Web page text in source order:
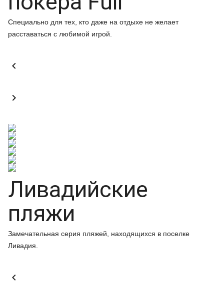
Специально для тех, кто даже на отдыхе не желает
расставаться с любимой игрой.


Ливадийские
пляжи
Замечательная серия пляжей, находящихся в поселке
Ливадия.
